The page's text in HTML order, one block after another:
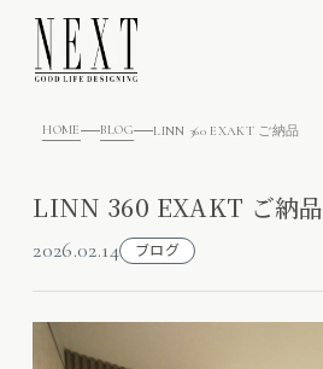
HOME BLOG LINN 360 EXAKT ご納品
LINN 360 EXAKT ご納品
2026.02.14 ブログ